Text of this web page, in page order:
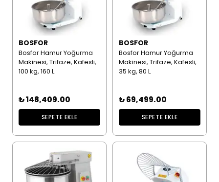
BOSFOR
Bosfor Hamur Yoğurma
Makinesi, Trifaze, Kafesli,
100 kg, 160 L
₺ 148,409.00
SEPETE EKLE
BOSFOR
Bosfor Hamur Yoğurma
Makinesi, Trifaze, Kafesli,
35 kg, 80 L
₺ 69,499.00
SEPETE EKLE